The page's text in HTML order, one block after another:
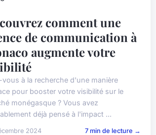
comment une
de communication à
augmente votre
vous à la recherche d'une manière
pour booster votre visibilité sur le
monégasque ? Vous avez
déjà pensé à l'impact ...
2024 7 min de lecture →